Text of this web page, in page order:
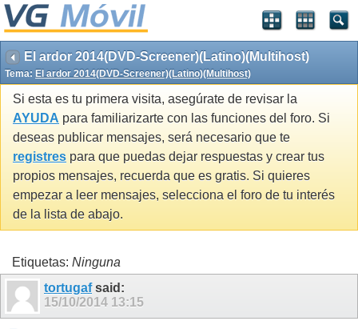
El ardor 2014(DVD-Screener)(Latino)(Multihost)
Tema: El ardor 2014(DVD-Screener)(Latino)(Multihost)
Si esta es tu primera visita, asegúrate de revisar la
AYUDA para familiarizarte con las funciones del foro. Si
deseas publicar mensajes, será necesario que te
registres para que puedas dejar respuestas y crear tus
propios mensajes, recuerda que es gratis. Si quieres
empezar a leer mensajes, selecciona el foro de tu interés
de la lista de abajo.
Etiquetas: Ninguna
tortugafsaid:
15/10/2014 13:15